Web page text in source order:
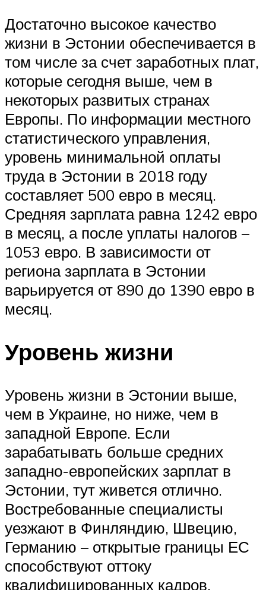
Достаточно высокое качество
жизни в Эстонии обеспечивается в
том числе за счет заработных плат,
которые сегодня выше, чем в
некоторых развитых странах
Европы. По информации местного
статистического управления,
уровень минимальной оплаты
труда в Эстонии в 2018 году
составляет 500 евро в месяц.
Средняя зарплата равна 1242 евро
в месяц, а после уплаты налогов –
1053 евро. В зависимости от
региона зарплата в Эстонии
варьируется от 890 до 1390 евро в
месяц.
Уровень жизни
Уровень жизни в Эстонии выше,
чем в Украине, но ниже, чем в
западной Европе. Если
зарабатывать больше средних
западно-европейских зарплат в
Эстонии, тут живется отлично.
Востребованные специалисты
уезжают в Финляндию, Швецию,
Германию – открытые границы ЕС
способствуют оттоку
квалифицированных кадров.